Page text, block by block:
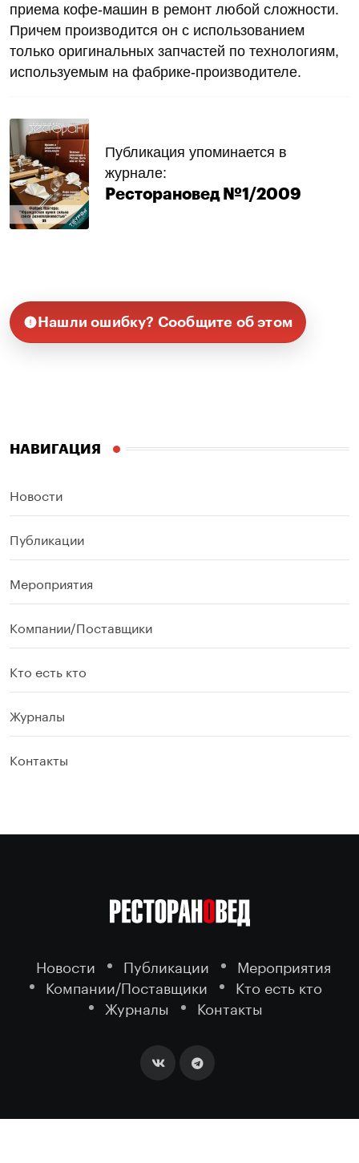
приема кофе-машин в ремонт любой сложности.
Причем производится он с использованием
только оригинальных запчастей по технологиям,
используемым на фабрике-производителе.
Публикация упоминается в
журнале:
Ресторановед №1/2009
Нашли ошибку? Сообщите об этом
НАВИГАЦИЯ
Новости
Публикации
Мероприятия
Компании/Поставщики
Кто есть кто
Журналы
Контакты
Новости Публикации
Мероприятия
Компании/Поставщики
Кто есть кто
Журналы
Контакты